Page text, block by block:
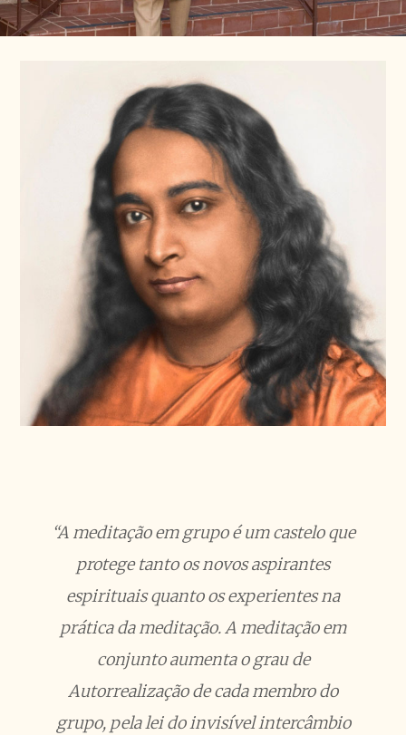
“A meditação em grupo é um castelo que
protege tanto os novos aspirantes
espirituais quanto os experientes na
prática da meditação. A meditação em
conjunto aumenta o grau de
Autorrealização de cada membro do
grupo, pela lei do invisível intercâmbio